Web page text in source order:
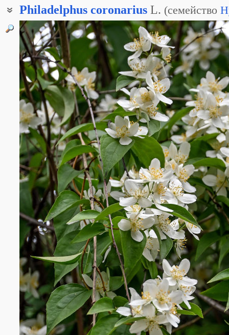
Philadelphus coronarius L. (семейство
Чубушник крупноцветковый
Чубушник обыкновенный
Дикий жасмин
Жасмин